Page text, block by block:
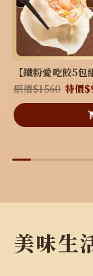
【鐵粉愛吃餃5
原價$1560 特價
美味生
木俞娘娘